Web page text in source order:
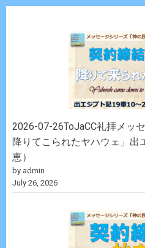
2026-07-26ToJaCC礼拝メッ
降りてこられたヤハウェ」出
恵）
by admin
July 26, 2026